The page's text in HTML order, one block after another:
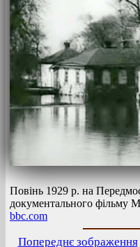
Повінь 1929 р. на
документального фільму
bbc.com
Попереднє зображення